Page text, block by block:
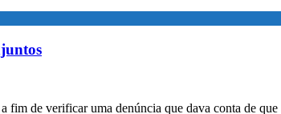
de verificar uma denúncia que dava conta de